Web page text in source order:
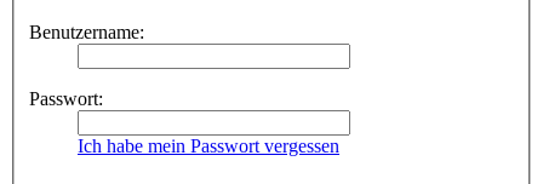
Benutzername:
Passwort:
Ich habe mein Passwort vergessen